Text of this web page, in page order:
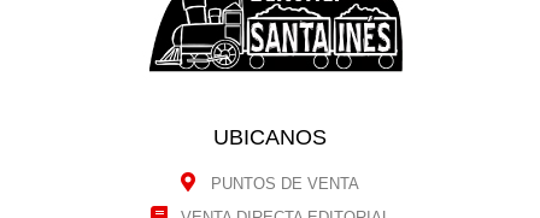
UBICANOS
PUNTOS DE VENTA